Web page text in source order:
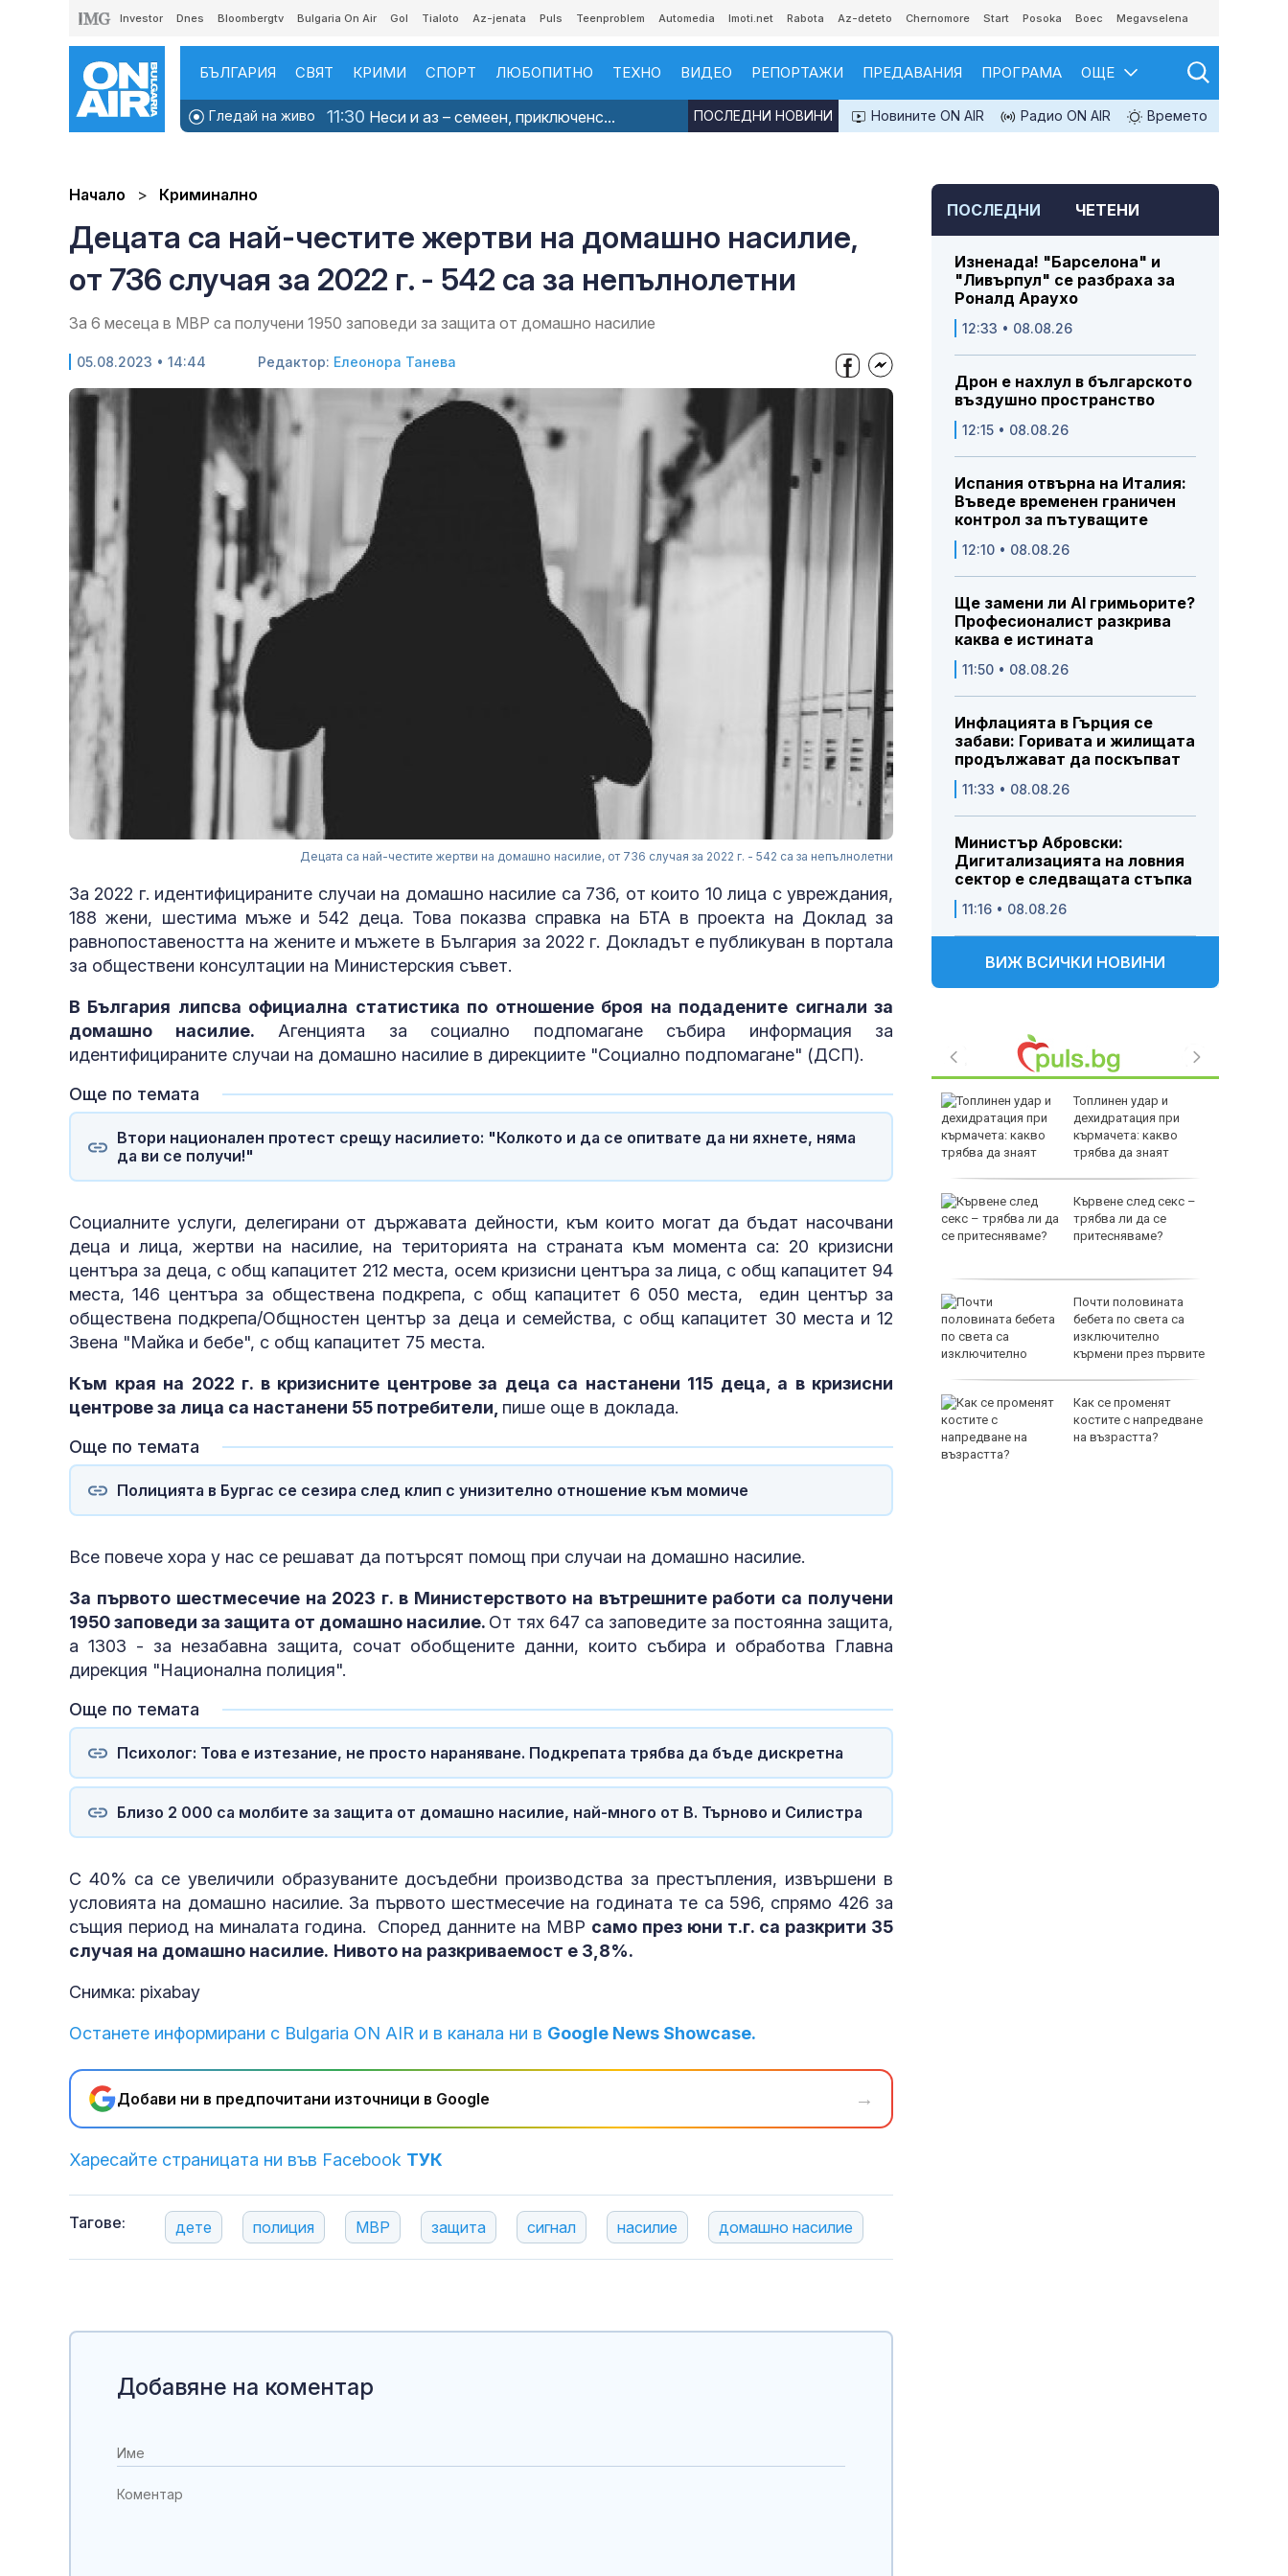
Investor Dnes Bloombergtv Bulgaria On Air Gol Tialoto Az-jenata Puls Teenproblem Automedia Imoti.net Rabota Az-deteto Chernomore Start Posoka Boec Megavselena
БЪЛГАРИЯ СВЯТ КРИМИ СПОРТ ЛЮБОПИТНО ТЕХНО ВИДЕО РЕПОРТАЖИ ПРЕДАВАНИЯ ПРОГРАМА ОЩЕ
Гледай на живо 11:30 Неси и аз – семеен, приключенс... Новините ON AIR Радио ON AIR Времето
ПОСЛЕДНИ НОВИНИ
Начало Криминално
Децата са най-честите жертви на домашно насилие,
от 736 случая за 2022 г. - 542 са за непълнолетни
За 6 месеца в МВР са получени 1950 заповеди за защита от домашно насилие
05.08.2023 • 14:44 Редактор: Елеонора Танева
Децата са най-честите жертви на домашно насилие, от 736 случая за 2022 г. - 542 са за непълнолетни
За 2022 г. идентифицираните случаи на домашно насилие са 736, от които 10 лица с увреждания,
188 жени, шестима мъже и 542 деца. Това показва справка на БТА в проекта на Доклад за
равнопоставеността на жените и мъжете в България за 2022 г. Докладът е публикуван в портала
за обществени консултации на Министерския съвет.
В България липсва официална статистика по отношение броя на подадените сигнали за
домашно насилие. Агенцията за социално подпомагане събира информация за
идентифицираните случаи на домашно насилие в дирекциите "Социално подпомагане" (ДСП).
Още по темата
Втори национален протест срещу насилието: "Колкото и да се опитвате да ни яхнете, няма
да ви се получи!"
Социалните услуги, делегирани от държавата дейности, към които могат да бъдат насочвани
деца и лица, жертви на насилие, на територията на страната към момента са: 20 кризисни
центъра за деца, с общ капацитет 212 места, осем кризисни центъра за лица, с общ капацитет 94
места, 146 центъра за обществена подкрепа, с общ капацитет 6 050 места, един център за
обществена подкрепа/Общностен център за деца и семейства, с общ капацитет 30 места и 12
Звена "Майка и бебе", с общ капацитет 75 места.
Към края на 2022 г. в кризисните центрове за деца са настанени 115 деца, а в кризисни
центрове за лица са настанени 55 потребители, пише още в доклада.
Още по темата
Полицията в Бургас се сезира след клип с унизително отношение към момиче
Все повече хора у нас се решават да потърсят помощ при случаи на домашно насилие.
За първото шестмесечие на 2023 г. в Министерството на вътрешните работи са получени
1950 заповеди за защита от домашно насилие. От тях 647 са заповедите за постоянна защита,
а 1303 - за незабавна защита, сочат обобщените данни, които събира и обработва Главна
дирекция "Национална полиция".
Още по темата
Психолог: Това е изтезание, не просто нараняване. Подкрепата трябва да бъде дискретна
Близо 2 000 са молбите за защита от домашно насилие, най-много от В. Търново и Силистра
С 40% са се увеличили образуваните досъдебни производства за престъпления, извършени в
условията на домашно насилие. За първото шестмесечие на годината те са 596, спрямо 426 за
същия период на миналата година. Според данните на МВР само през юни т.г. са разкрити 35
случая на домашно насилие. Нивото на разкриваемост е 3,8%.
Снимка: pixabay
Останете информирани с Bulgaria ON AIR и в канала ни в Google News Showcase.
Добави ни в предпочитани източници в Google →
Харесайте страницата ни във Facebook ТУК
Тагове: дете полиция МВР защита сигнал насилие домашно насилие
ПОСЛЕДНИ ЧЕТЕНИ
Изненада! "Барселона" и
"Ливърпул" се разбраха за
Роналд Араухо
12:33 • 08.08.26
Дрон е нахлул в българското
въздушно пространство
12:15 • 08.08.26
Испания отвърна на Италия:
Въведе временен граничен
контрол за пътуващите
12:10 • 08.08.26
Ще замени ли AI гримьорите?
Професионалист разкрива
каква е истината
11:50 • 08.08.26
Инфлацията в Гърция се
забави: Горивата и жилищата
продължават да поскъпват
11:33 • 08.08.26
Министър Абровски:
Дигитализацията на ловния
сектор е следващата стъпка
11:16 • 08.08.26
ВИЖ ВСИЧКИ НОВИНИ
Краснодарския край в
Русия след украински
и се взриви в
българското
въздушно
пространство
Посланикът на Израел
за инцидента в Банско:
Топлинен удар и
дехидратация при
кърмачета: какво
трябва да знаят
Кървене след секс –
трябва ли да се
притесняваме?
Почти половината
бебета по света са
изключително
кърмени през първите
Как се променят
костите с напредване
на възрастта?
Добавяне на коментар